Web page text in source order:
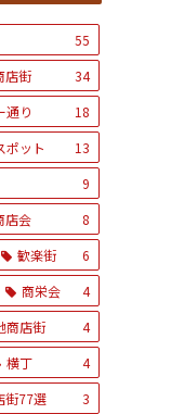
55
店街
34
通り
18
ポット
13
9
店会
8
歓楽街
6
商栄会
4
商店街
4
横丁
4
街77選
3